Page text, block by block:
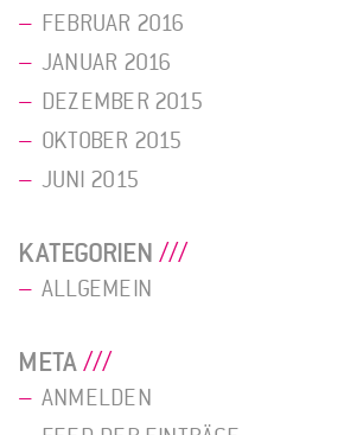
FEBRUAR 2016
JANUAR 2016
DEZEMBER 2015
OKTOBER 2015
JUNI 2015
KATEGORIEN
ALLGEMEIN
META
ANMELDEN